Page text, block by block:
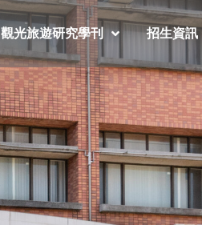
觀光旅遊研究學刊 招生資訊